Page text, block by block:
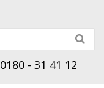
0180 - 31 41 12